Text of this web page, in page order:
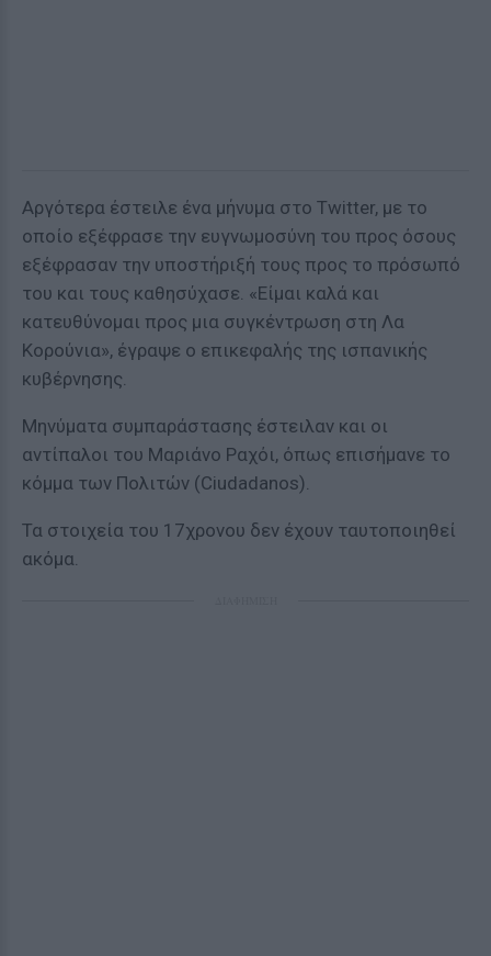
Αργότερα έστειλε ένα μήνυμα στο Twitter, με το
οποίο εξέφρασε την ευγνωμοσύνη του προς όσους
εξέφρασαν την υποστήριξή τους προς το πρόσωπό
του και τους καθησύχασε. «Είμαι καλά και
κατευθύνομαι προς μια συγκέντρωση στη Λα
Κορούνια», έγραψε ο επικεφαλής της ισπανικής
κυβέρνησης.
Μηνύματα συμπαράστασης έστειλαν και οι
αντίπαλοι του Μαριάνο Ραχόι, όπως επισήμανε το
κόμμα των Πολιτών (Ciudadanos).
Τα στοιχεία του 17χρονου δεν έχουν ταυτοποιηθεί
ακόμα.